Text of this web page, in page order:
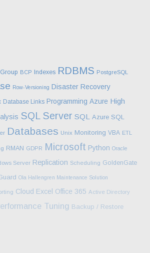
BCP Indexes RDBMS PostgreSQL
Row-Versioning Disaster Recovery
Database Links Programming Azure High
SQL Server SQL Azure SQL
Databases Unix Monitoring VBA ETL
RMAN GDPR Microsoft Python Oracle
Server Replication Scheduling GoldenGate
Ola Hallengren Maintenance Solution
Cloud Excel Office 365 Active Directory
Tuning Backup / Restore